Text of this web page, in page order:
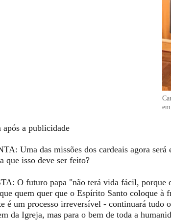
após a publicidade
Uma das missões dos cardeais agora
que isso deve ser feito?
O futuro papa "não terá vida fácil, porque
quem quer que o Espírito Santo coloque à
é um processo irreversível - continuará tudo
da Igreja, mas para o bem de toda a